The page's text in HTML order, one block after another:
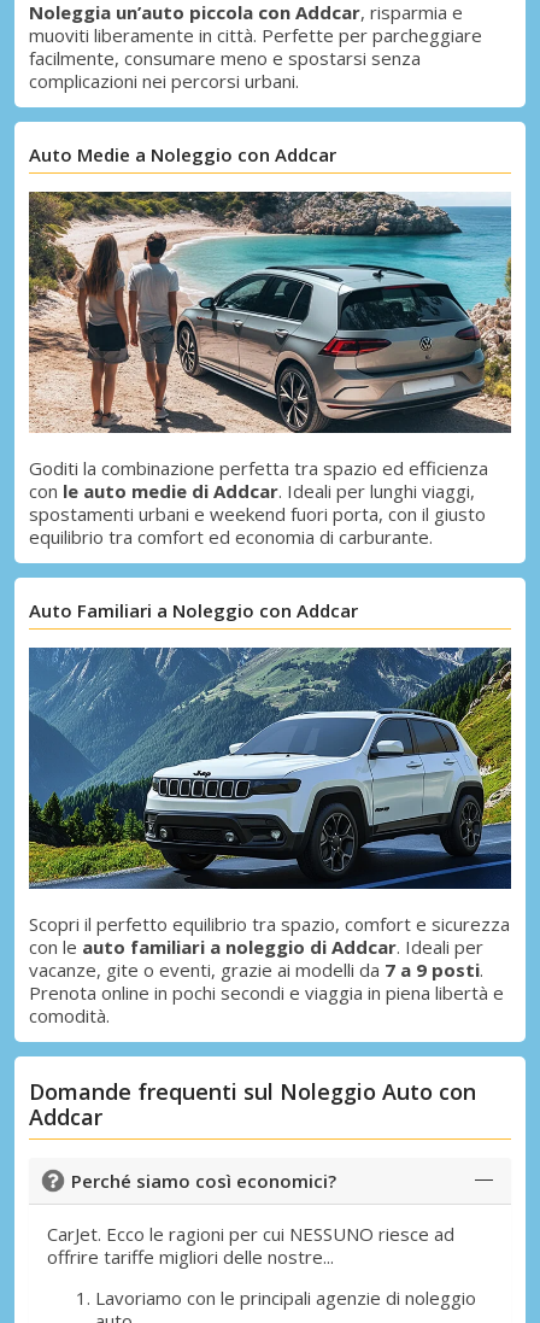
Noleggia un’auto piccola con Addcar, risparmia e
muoviti liberamente in città. Perfette per parcheggiare
facilmente, consumare meno e spostarsi senza
complicazioni nei percorsi urbani.
Auto Medie a Noleggio con Addcar
Goditi la combinazione perfetta tra spazio ed efficienza
con le auto medie di Addcar. Ideali per lunghi viaggi,
spostamenti urbani e weekend fuori porta, con il giusto
equilibrio tra comfort ed economia di carburante.
Auto Familiari a Noleggio con Addcar
Scopri il perfetto equilibrio tra spazio, comfort e sicurezza
con le auto familiari a noleggio di Addcar. Ideali per
vacanze, gite o eventi, grazie ai modelli da 7 a 9 posti.
Prenota online in pochi secondi e viaggia in piena libertà e
comodità.
Domande frequenti sul Noleggio Auto con
Addcar
Perché siamo così economici?
CarJet. Ecco le ragioni per cui NESSUNO riesce ad
offrire tariffe migliori delle nostre...
Lavoriamo con le principali agenzie di noleggio
Sconti speciali
Accedi alle offerte esclusive dei nostri
fornitori
Accedi con eLink